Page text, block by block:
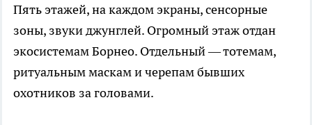
Пять этажей, на каждом экраны, сенсорные
зоны, звуки джунглей. Огромный этаж отдан
экосистемам Борнео. Отдельный — тотемам,
ритуальным маскам и черепам бывших
охотников за головами.